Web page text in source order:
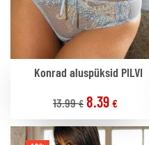
Konrad aluspüksid PILVI
13.99€ 8.39 €